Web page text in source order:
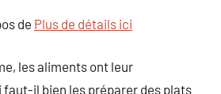
de Plus de détails ici
les aliments ont leur
il bien les préparer des plats